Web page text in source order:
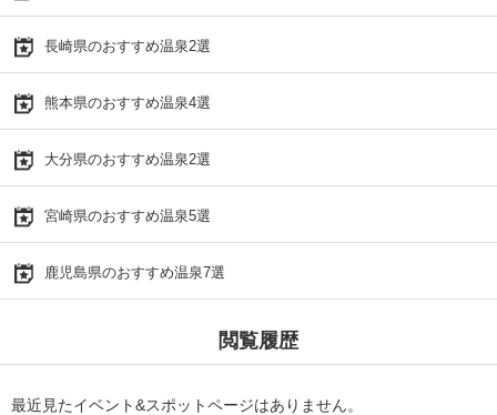
長崎県のおすすめ温泉2選
熊本県のおすすめ温泉4選
大分県のおすすめ温泉2選
宮崎県のおすすめ温泉5選
鹿児島県のおすすめ温泉7選
閲覧履歴
最近見たイベント&スポットページはありません。